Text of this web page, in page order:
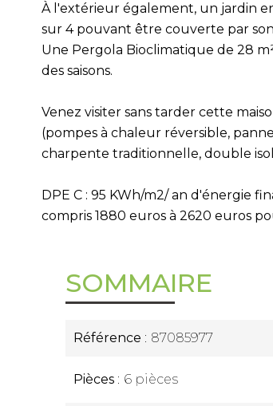
À l'extérieur également, un jardin
sur 4 pouvant être couverte par
Une Pergola Bioclimatique de 28
des saisons.
Venez visiter sans tarder cette
(pompes à chaleur réversible,
charpente traditionnelle, double
DPE C : 95 KWh/m2/ an d'énergie
compris 1880 euros à 2620 euros
SOMMAIRE
Référence 87085977
Pièces 6 pièces